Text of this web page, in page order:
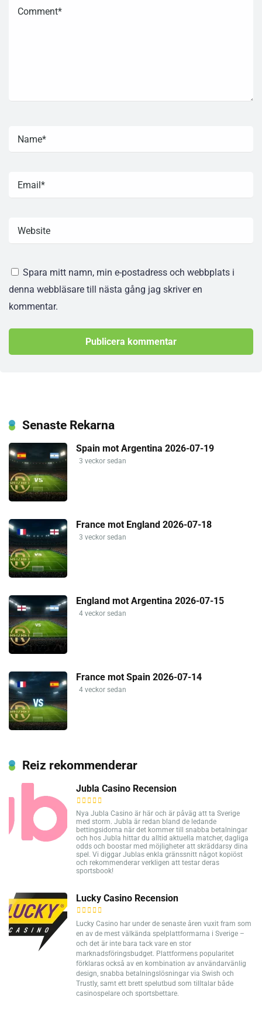
Spara mitt namn, min e-postadress och webbplats i
denna webbläsare till nästa gång jag skriver en
kommentar.
Senaste Rekarna
Spain mot Argentina 2026-07-19
3 veckor sedan
France mot England 2026-07-18
3 veckor sedan
England mot Argentina 2026-07-15
4 veckor sedan
France mot Spain 2026-07-14
4 veckor sedan
Reiz rekommenderar
Jubla Casino Recension
Nya Jubla Casino är här och är påväg att ta Sverige
med storm. Jubla är redan bland de ledande
bettingsidorna när det kommer till snabba betalningar
och hos Jubla hittar du alltid aktuella matcher, dagliga
odds och boostar med möjligheter att skräddarsy dina
spel. Vi diggar Jublas enkla gränssnitt något kopiöst
och rekommenderar verkligen att testar deras
sportsbook!
Lucky Casino Recension
Lucky Casino har under de senaste åren vuxit fram som
en av de mest välkända spelplattformarna i Sverige –
och det är inte bara tack vare en stor
marknadsföringsbudget. Plattformens popularitet
förklaras också av en kombination av användarvänlig
design, snabba betalningslösningar via Swish och
Trustly, samt ett brett spelutbud som tilltalar både
casinospelare och sportsbettare.